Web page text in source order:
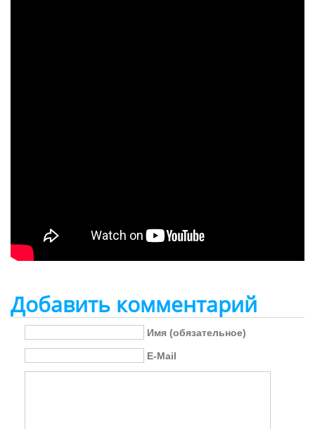
Добавить комментарий
Имя (обязательное)
E-Mail